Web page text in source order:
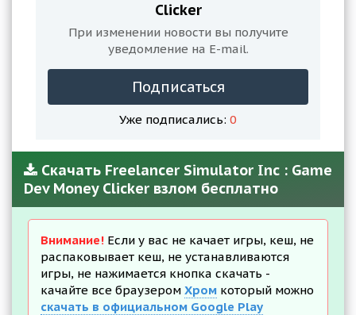
Clicker
При изменении новости вы получите
уведомление на E-mail.
Подписаться
Уже подписались: 0
Скачать Freelancer Simulator Inc : Game
Dev Money Clicker взлом бесплатно
Внимание! Если у вас не качает игры, кеш, не
распаковывает кеш, не устанавливаются
игры, не нажимается кнопка скачать -
качайте все браузером Хром который можно
скачать в официальном Google Play